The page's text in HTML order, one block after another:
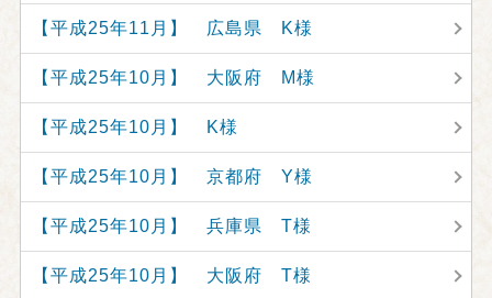
【平成25年11月】 広島県 K様
【平成25年10月】 大阪府 M様
【平成25年10月】 K様
【平成25年10月】 京都府 Y様
【平成25年10月】 兵庫県 T様
【平成25年10月】 大阪府 T様